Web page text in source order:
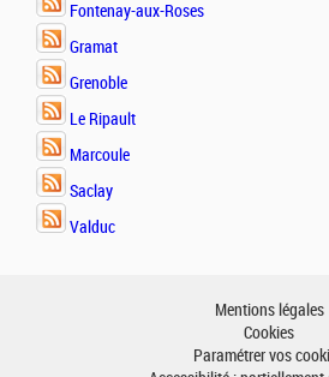
Fontenay-aux-Roses
Gramat
Grenoble
Le Ripault
Marcoule
Saclay
Valduc
Mentions légales
Cookies
Paramétrer vos